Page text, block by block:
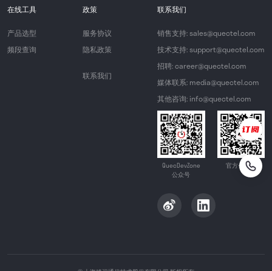
在线工具
产品选型
频段查询
政策
服务协议
隐私政策
联系我们
联系我们
销售支持: sales@quectel.com
技术支持: support@quectel.com
招聘: career@quectel.com
媒体联系: media@quectel.com
其他咨询: info@quectel.com
QuecDevZone
公众号
官方公众号